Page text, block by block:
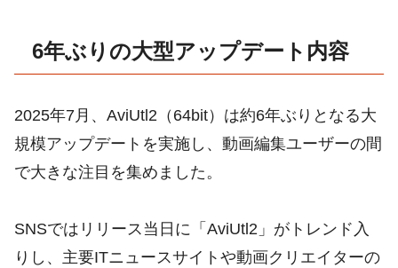
6年ぶりの大型アップデート内容
2025年7月、AviUtl2（64bit）は約6年ぶりとなる大
規模アップデートを実施し、動画編集ユーザーの間
で大きな注目を集めました。
SNSではリリース当日に「AviUtl2」がトレンド入
りし、主要ITニュースサイトや動画クリエイターの